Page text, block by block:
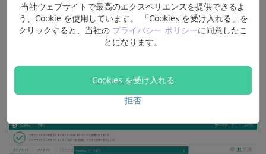
クして、紛失パーティションから復元するファイルの保存
先を選択します。
当社ウェブサイトで最高のエクスペリエンスを提供できるよ
う、Cookie を使用しています。 「Cookies を受け入れる」を
クリックすると、当社の プライバシー ポリシーに同意したこ
とになります。
Cookies を受け入れる
拒否